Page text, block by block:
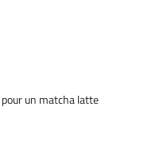
un matcha latte